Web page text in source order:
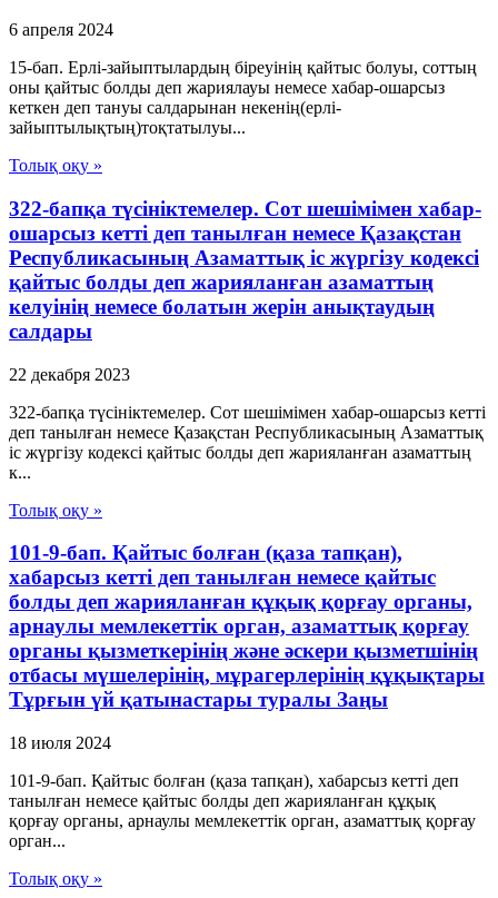
6 апреля 2024
15-бап. Ерлі-зайыптылардың біреуінің қайтыс болуы, соттың
оны қайтыс болды деп жариялауы немесе хабар-ошарсыз
кеткен деп тануы салдарынан некенің(ерлі-
зайыптылықтың)тоқтатылуы...
Толық оқу »
322-бапқа түсініктемелер. Сот шешімімен хабар-
ошарсыз кетті деп танылған немесе Қазақстан
Республикасының Азаматтық іс жүргізу кодексі
қайтыс болды деп жарияланған азаматтың
келуінің немесе болатын жерін анықтаудың
салдары
22 декабря 2023
322-бапқа түсініктемелер. Сот шешімімен хабар-ошарсыз кетті
деп танылған немесе Қазақстан Республикасының Азаматтық
іс жүргізу кодексі қайтыс болды деп жарияланған азаматтың
к...
Толық оқу »
101-9-бап. Қайтыс болған (қаза тапқан),
хабарсыз кетті деп танылған немесе қайтыс
болды деп жарияланған құқық қорғау органы,
арнаулы мемлекеттік орган, азаматтық қорғау
органы қызметкерінің және әскери қызметшінің
отбасы мүшелерінің, мұрагерлерінің құқықтары
Тұрғын үй қатынастары туралы Заңы
18 июля 2024
101-9-бап. Қайтыс болған (қаза тапқан), хабарсыз кетті деп
танылған немесе қайтыс болды деп жарияланған құқық
қорғау органы, арнаулы мемлекеттік орган, азаматтық қорғау
орган...
Толық оқу »